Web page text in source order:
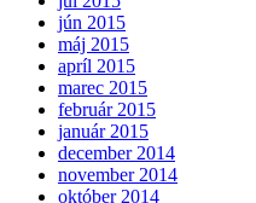
jún 2015
máj 2015
apríl 2015
marec 2015
február 2015
január 2015
december 2014
november 2014
október 2014